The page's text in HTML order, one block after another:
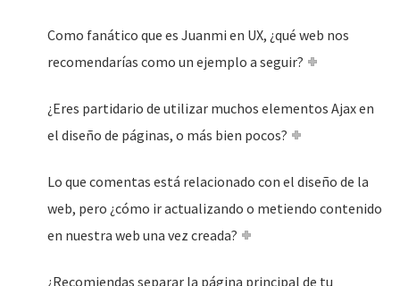
Como fanático que es Juanmi en UX, ¿qué web nos
recomendarías como un ejemplo a seguir?
¿Eres partidario de utilizar muchos elementos Ajax en
el diseño de páginas, o más bien pocos?
Lo que comentas está relacionado con el diseño de la
web, pero ¿cómo ir actualizando o metiendo contenido
en nuestra web una vez creada?
¿Recomiendas separar la página principal de tu